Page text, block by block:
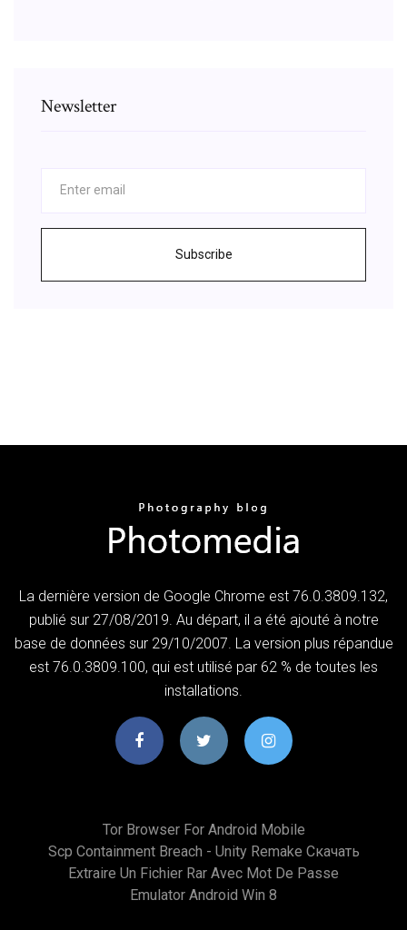
Newsletter
Subscribe
La dernière version de Google Chrome est 76.0.3809.132,
publié sur 27/08/2019. Au départ, il a été ajouté à notre
base de données sur 29/10/2007. La version plus répandue
est 76.0.3809.100, qui est utilisé par 62 % de toutes les
installations.
Tor Browser For Android Mobile
Scp Containment Breach - Unity Remake Скачать
Extraire Un Fichier Rar Avec Mot De Passe
Emulator Android Win 8